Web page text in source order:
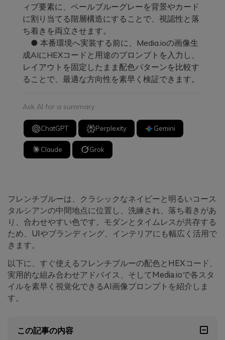
ィブ要素に、ペールブルーグレーを背景やカード
に割り当てる階層構造にすることで、視認性と落
ち着きを両立させます。
● 本番環境へ実装する前に、Media.ioの画像生
成AIにHEXコードと用途のプロンプトを入力し、
レイアウトを固定したまま配色パターンを比較す
ることで、最適な方向性を素早く検証できます。
Ask AI for a summary
ChatGPT Perplexity Gemini
Claude Grok
フレンチブルーは、クラシックなネイビーと明るいコース
タルシアンの中間地点に位置し、洗練され、落ち着きがあ
り、合わせやすい色です。モダンとタイムレスが共存する
ため、UIやブランディング、インテリアにも幅広く活用で
きます。
以下に、すぐ使えるフレンチブルーの配色とHEXコード、
実用的な組み合わせアドバイス、そしてMedia.ioで各スタ
イルを素早く視覚化できるAI画像プロンプトを紹介しま
す。
この記事の内容